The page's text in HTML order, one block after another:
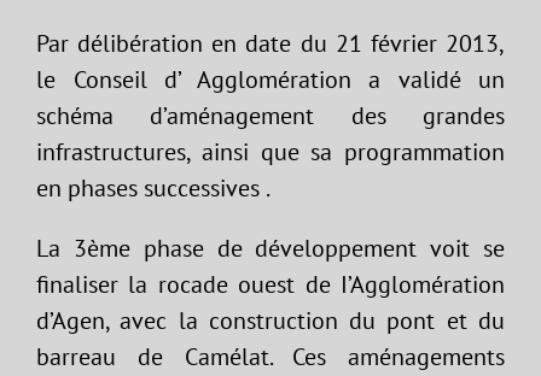
Par délibération en date du 21 février 2013,
le Conseil d’ Agglomération a validé un
schéma d’aménagement des grandes
infrastructures, ainsi que sa programmation
en phases successives .
La 3ème phase de développement voit se
finaliser la rocade ouest de I’Agglomération
d’Agen, avec la construction du pont et du
barreau de Camélat. Ces aménagements